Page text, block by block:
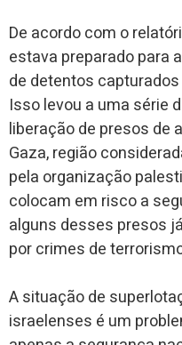
De acordo com o
estava preparado para
de detentos
Isso levou a uma série
liberação de presos de
Gaza, região
pela organização
colocam em risco a
alguns desses presos
por crimes de
A situação de
israelenses é um